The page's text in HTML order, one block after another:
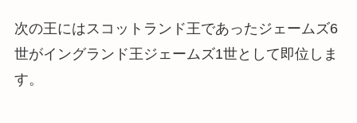
次の王にはスコットランド王であったジェームズ6
世がイングランド王ジェームズ1世として即位しま
す。